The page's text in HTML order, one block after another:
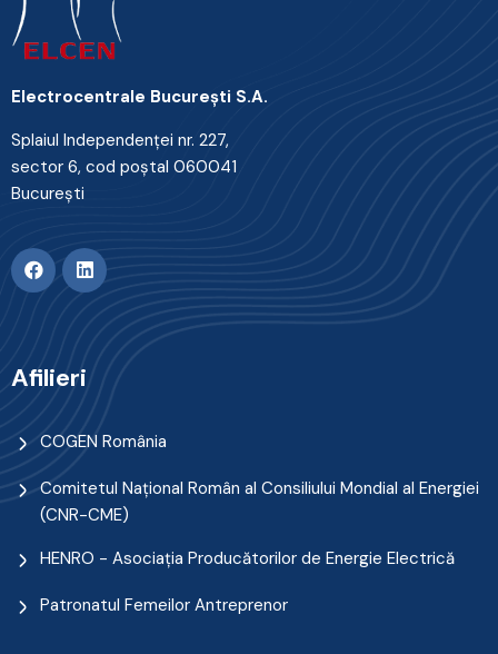
Electrocentrale Bucureşti S.A.
Splaiul Independenţei nr. 227,
sector 6, cod poştal 060041
Bucureşti
Afilieri
COGEN România
Comitetul Naţional Român al Consiliului Mondial al Energiei
(CNR-CME)
HENRO - Asociația Producătorilor de Energie Electrică
Patronatul Femeilor Antreprenor